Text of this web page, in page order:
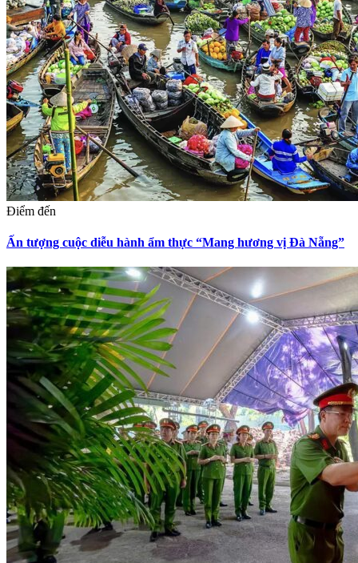
Điểm đến
Ấn tượng cuộc diễu hành ẩm thực “Mang hương vị Đà Nẵng”